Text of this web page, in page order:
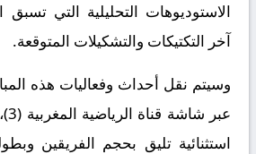
الاستوديوهات التحليلية التي
آخر التكتيكات والتشكيلات المتوقعة.
​وسيتم نقل أحداث وفعاليات هذه
استثنائية تليق بحجم الفريقين